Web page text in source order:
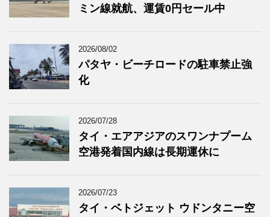
ミン線就航、運賃0円セール中
2026/08/02
パタヤ・ビーチロードの駐車禁止強
化
2026/07/28
タイ・エアアジアのスワンナプーム
空港発着国内線は長期運休に
2026/07/23
タイ・ベトジェット ウドンタニー空